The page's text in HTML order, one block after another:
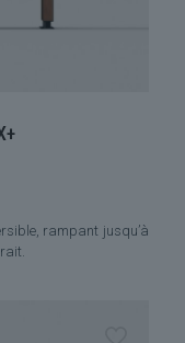
rampant jusqu’à